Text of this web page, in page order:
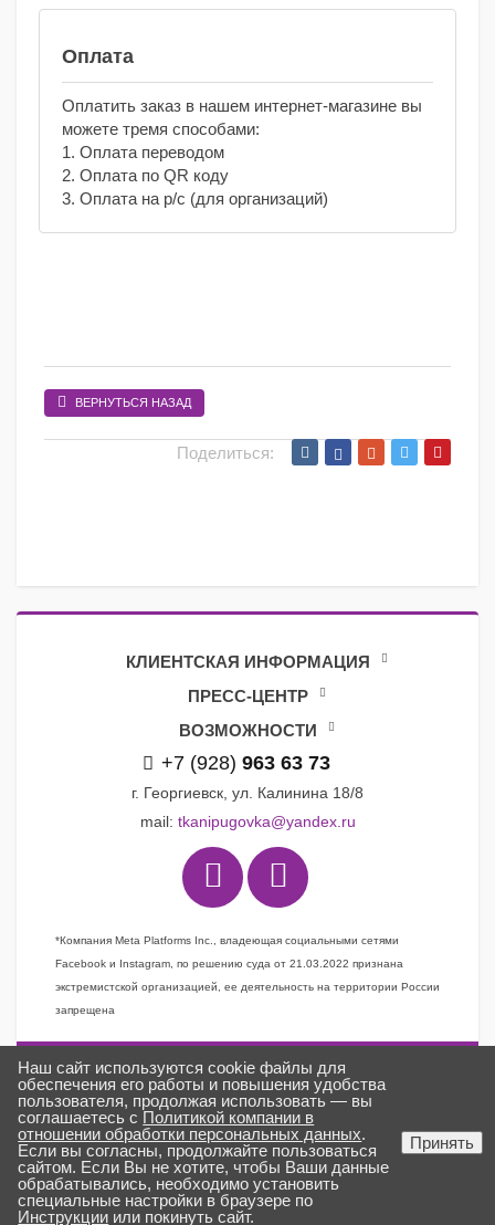
Оплата
Оплатить заказ в нашем интернет-магазине вы
можете тремя способами:
1. Оплата переводом
2. Оплата по QR коду
3. Оплата на р/с (для организаций)
ВЕРНУТЬСЯ НАЗАД
Поделиться:
КЛИЕНТСКАЯ ИНФОРМАЦИЯ
ПРЕСС-ЦЕНТР
ВОЗМОЖНОСТИ
+7 (928) 963 63 73
г. Георгиевск, ул. Калинина 18/8
mail: tkanipugovka@yandex.ru
*Компания Meta Platforms Inc., владеющая социальными сетями
Facebook и Instagram, по решению суда от 21.03.2022 признана
экстремистской организацией, ее деятельность на территории России
запрещена
Задать вопрос
Заказать звонок
Создано вГИПЕРКУБ®
ткани «Пуговка» © 2025
Наш сайт используются cookie файлы для
обеспечения его работы и повышения удобства
пользователя, продолжая использовать — вы
соглашаетесь с Политикой компании в
отношении обработки персональных данных.
Если вы согласны, продолжайте пользоваться
сайтом. Если Вы не хотите, чтобы Ваши данные
обрабатывались, необходимо установить
специальные настройки в браузере по
Инструкции или покинуть сайт.
Принять